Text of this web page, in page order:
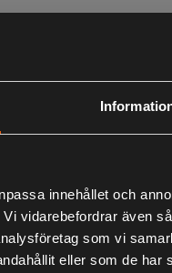
innehållet och
vidarebefordrar även
som vi
eller som de